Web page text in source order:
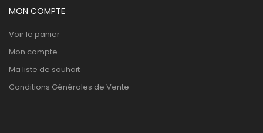
MON COMPTE
Voir le panier
Mon compte
Ma liste de souhait
Conditions Générales de Vente